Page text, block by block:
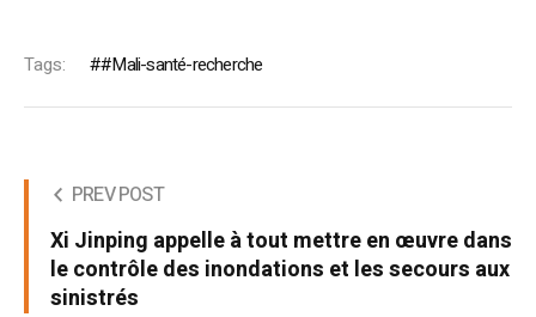
Tags: #Mali-santé-recherche
PREV POST
Xi Jinping appelle à tout mettre en œuvre dans
le contrôle des inondations et les secours aux
sinistrés